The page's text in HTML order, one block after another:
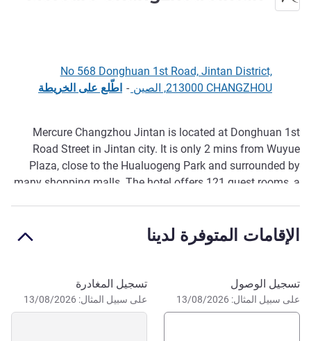
No 568 Donghuan 1st Road, Jintan District,
213000 CHANGZHOU, الصين
- اطّلع على الخريطة
الوصف
Mercure Changzhou Jintan is located at Donghuan 1st
Road Street in Jintan city. It is only 2 mins from Wuyue
Plaza, close to the Hualuogeng Park and surrounded by
many shopping malls. The hotel offers 121 guest rooms, a
business travellers.
الإقامات المتوفرة لدينا
احجز في هذا الفندق
تسجيل الوصول
على سبيل المثال: 13/08/2026
تسجيل المغادرة
على سبيل المثال: 13/08/2026